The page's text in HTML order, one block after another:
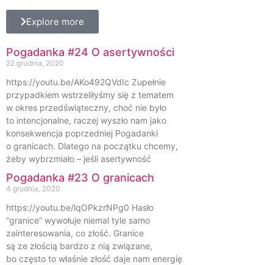
Explore more
Pogadanka #24 O asertywności
22 grudnia, 2020
https://youtu.be/AKo492QVdIc Zupełnie
przypadkiem wstrzeliłyśmy się z tematem
w okres przedświąteczny, choć nie było
to intencjonalne, raczej wyszło nam jako
konsekwencja poprzedniej Pogadanki
o granicach. Dlatego na początku chcemy,
żeby wybrzmiało – jeśli asertywność
Pogadanka #23 O granicach
4 grudnia, 2020
https://youtu.be/lqOPkzrNPg0 Hasło
“granice” wywołuje niemal tyle samo
zainteresowania, co złość. Granice
są ze złością bardzo z nią związane,
bo często to właśnie złość daje nam energię